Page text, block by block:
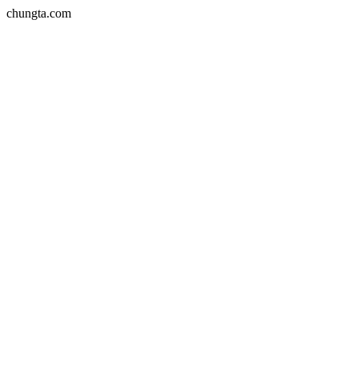
chungta.com